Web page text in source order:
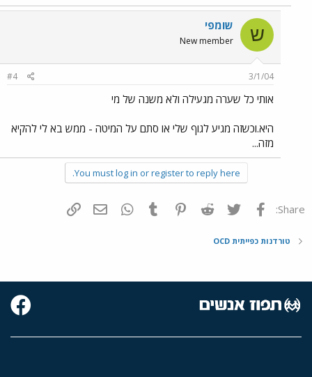
ש שומפי
New member
3/1/04
#4
אותי כל שערה מגעילה ולא משנה של מי
היא.וכשזה מגיע לגוף שלי או סתם על המיטה - ממש בא לי להקיא
מזה...
You must log in or register to reply here.
Share: פייסבוק Twitter
Reddit
Pinterest
Tumblr
WhatsAppדואר אלקטרוני
טורדנות כפייתית OCD